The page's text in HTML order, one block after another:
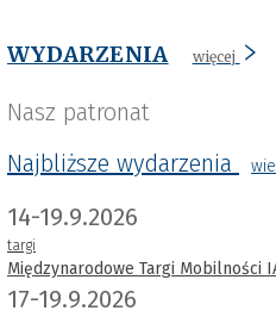
WYDARZENIA więcej
Nasz patronat
Najbliższe wydarzenia
14-19.9.2026
targi
Międzynarodowe Targi Mobilności
17-19.9.2026